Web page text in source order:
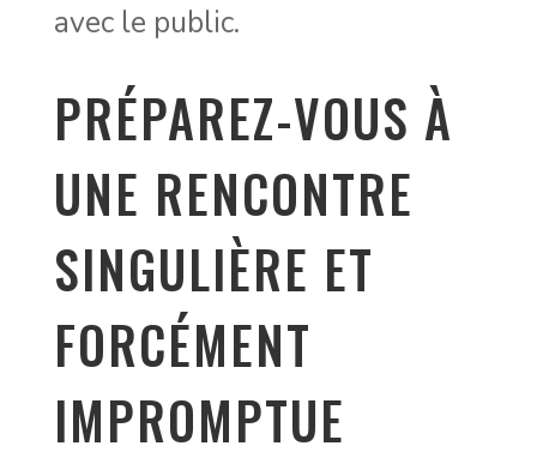
avec le public.
PRÉPAREZ-VOUS À
UNE RENCONTRE
SINGULIÈRE ET
FORCÉMENT
IMPROMPTUE